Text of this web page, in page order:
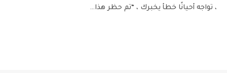
، تواجه أحيانًا خطأ يخبرك ، “تم حظر هذا…